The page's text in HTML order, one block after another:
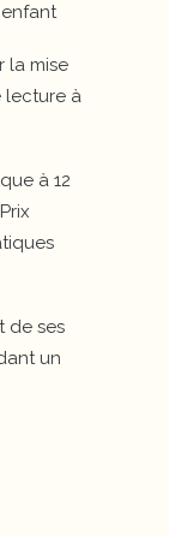
la mise
lecture à
à 12
de ses
un